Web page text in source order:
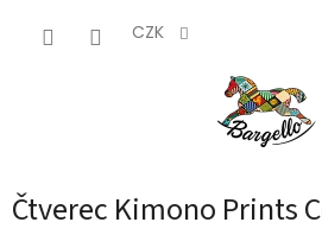
CZK
Čtverec Kimono Prints